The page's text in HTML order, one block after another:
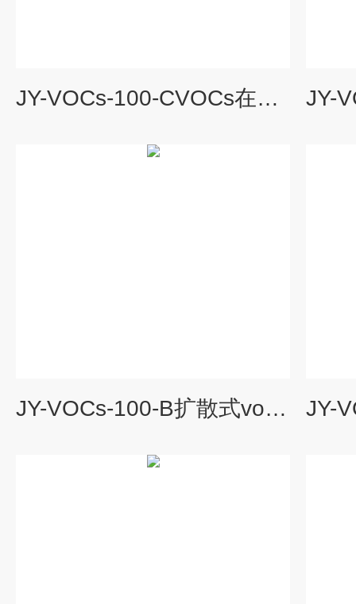
JY-VOCs-100-CVOCs在线监测设备
JY-VOCs-100-B扩散式vocs在线监测系统